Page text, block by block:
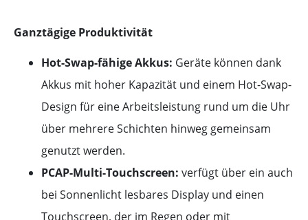
Ganztägige Produktivität
Hot-Swap-fähige Akkus: Geräte können dank
Akkus mit hoher Kapazität und einem Hot-Swap-
Design für eine Arbeitsleistung rund um die Uhr
über mehrere Schichten hinweg gemeinsam
genutzt werden.
PCAP-Multi-Touchscreen: verfügt über ein auch
bei Sonnenlicht lesbares Display und einen
Touchscreen, der im Regen oder mit